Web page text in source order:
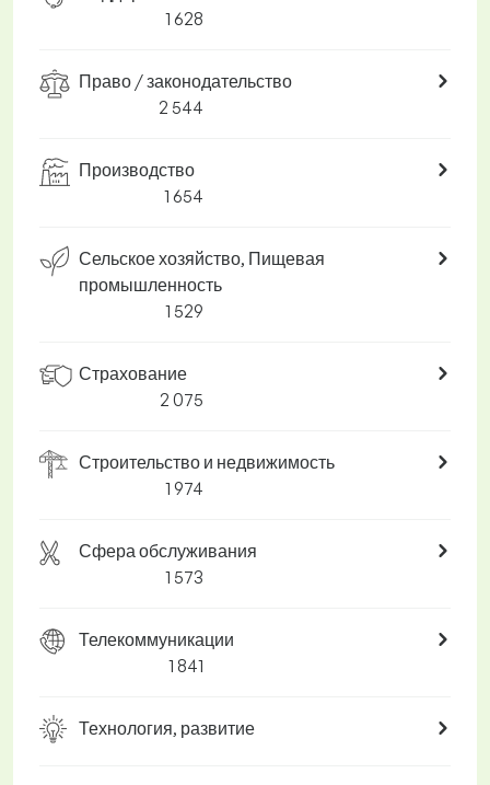
1 628
Право / законодательство
2 544
Производство
1 654
Сельское хозяйство, Пищевая
промышленность
1 529
Страхование
2 075
Строительство и недвижимость
1 974
Сфера обслуживания
1 573
Телекоммуникации
1 841
Технология, развитие